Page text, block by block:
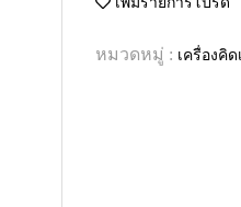
หมวดหมู่ : เครื่องคิ